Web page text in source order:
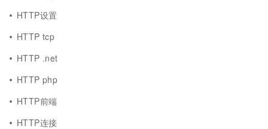
HTTP设置
HTTP tcp
HTTP .net
HTTP php
HTTP前端
HTTP连接